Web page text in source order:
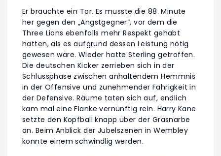
Er brauchte ein Tor. Es musste die 88. Minute
her gegen den „Angstgegner“, vor dem die
Three Lions ebenfalls mehr Respekt gehabt
hatten, als es aufgrund dessen Leistung nötig
gewesen wäre. Wieder hatte Sterling getroffen.
Die deutschen Kicker zerrieben sich in der
Schlussphase zwischen anhaltendem Hemmnis
in der Offensive und zunehmender Fahrigkeit in
der Defensive. Räume taten sich auf, endlich
kam mal eine Flanke vernünftig rein. Harry Kane
setzte den Kopfball knapp über der Grasnarbe
an. Beim Anblick der Jubelszenen in Wembley
konnte einem schwindlig werden.